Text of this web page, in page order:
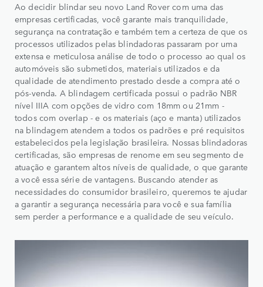
Ao decidir blindar seu novo Land Rover com uma das
empresas certificadas, você garante mais tranquilidade,
segurança na contratação e também tem a certeza de que os
processos utilizados pelas blindadoras passaram por uma
extensa e meticulosa análise de todo o processo ao qual os
automóveis são submetidos, materiais utilizados e da
qualidade de atendimento prestado desde a compra até o
pós-venda. A blindagem certificada possui o padrão NBR
nível IIIA com opções de vidro com 18mm ou 21mm -
todos com overlap - e os materiais (aço e manta) utilizados
na blindagem atendem a todos os padrões e pré requisitos
estabelecidos pela legislação brasileira. Nossas blindadoras
certificadas, são empresas de renome em seu segmento de
atuação e garantem altos níveis de qualidade, o que garante
a você essa série de vantagens. Buscando atender as
necessidades do consumidor brasileiro, queremos te ajudar
a garantir a segurança necessária para você e sua família
sem perder a performance e a qualidade de seu veículo.